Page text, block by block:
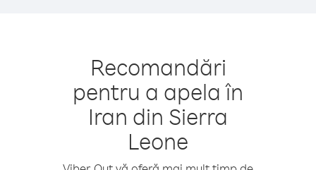
Recomandări
pentru a apela în
Iran din Sierra
Leone